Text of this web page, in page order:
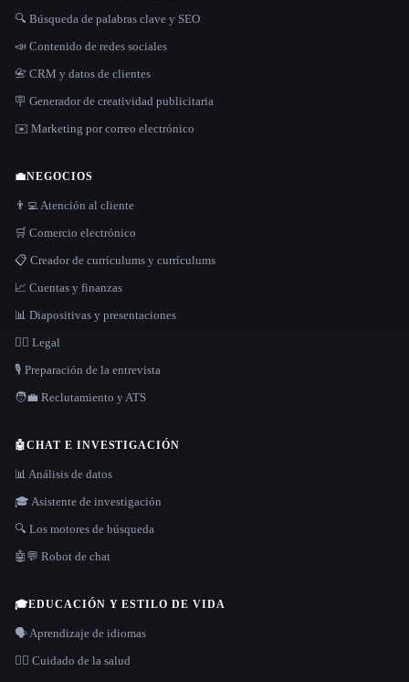
🔍 Búsqueda de palabras clave y SEO
📣 Contenido de redes sociales
📇 CRM y datos de clientes
🪧 Generador de creatividad publicitaria
✉️ Marketing por correo electrónico
💼NEGOCIOS
👨‍💻 Atención al cliente
🛒 Comercio electrónico
📋 Creador de currículums y currículums
📈 Cuentas y finanzas
📊 Diapositivas y presentaciones
👩‍⚖️ Legal
🎙️ Preparación de la entrevista
🧑‍💼 Reclutamiento y ATS
🤖CHAT E INVESTIGACIÓN
📊 Análisis de datos
🎓 Asistente de investigación
🔍 Los motores de búsqueda
🤖💬 Robot de chat
🎓EDUCACIÓN Y ESTILO DE VIDA
🗣️ Aprendizaje de idiomas
👩‍⚕️ Cuidado de la salud